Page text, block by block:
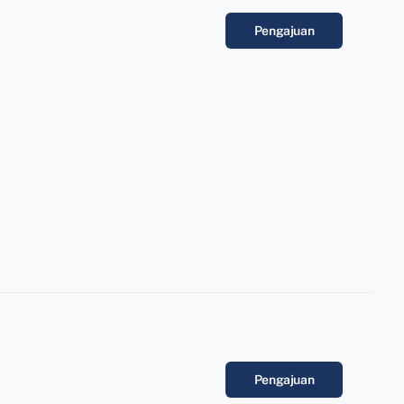
Pengajuan
Pengajuan